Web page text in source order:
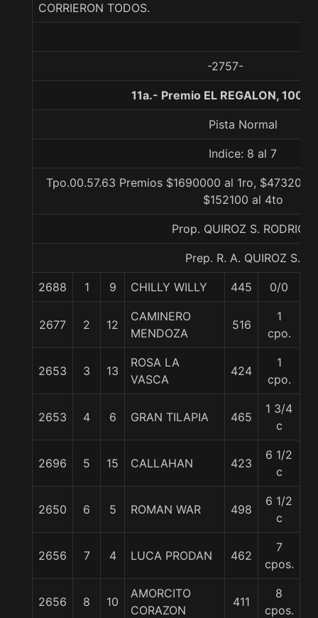
CORRIERON TODOS.
-2757-
11a.- Premio EL REGALON, 1000
Pista Normal
Indice: 8 al 7
Tpo.00.57.63 Premios $1690000 al 1ro, $473200
$152100 al 4to
Prop. QUIROZ S. RODRIGO
Prep. R. A. QUIROZ S.
2688 1 9 CHILLY WILLY 445 0/0
2677 2 12
CAMINERO
MENDOZA
516
1
cpo.
2653 3 13
ROSA LA
VASCA
424
1
cpo.
2653 4 6 GRAN TILAPIA 465
1 3/4
c
2696 5 15 CALLAHAN 423
6 1/2
c
2650 6 5 ROMAN WAR 498
6 1/2
c
2656 7 4 LUCA PRODAN 462
7
cpos.
2656 8 10
AMORCITO
CORAZON
411
8
cpos.